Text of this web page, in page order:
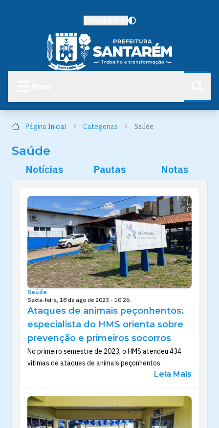
Página Inicial Categorias Saúde
Saúde
Notícias Pautas Notas
Saúde
Sexta-feira, 18 de ago de 2023 - 10:26
Ataques de animais peçonhentos:
especialista do HMS orienta sobre
prevenção e primeiros socorros
No primeiro semestre de 2023, o HMS atendeu 434
vítimas de ataques de animais peçonhentos.
Leia Mais